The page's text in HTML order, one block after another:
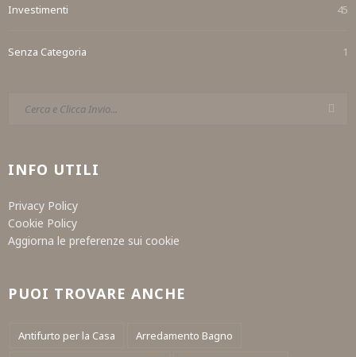
Investimenti 45
Senza Categoria 1
INFO UTILI
Privacy Policy
Cookie Policy
Aggiorna le preferenze sui cookie
PUOI TROVARE ANCHE
Antifurto per la Casa
Arredamento Bagno